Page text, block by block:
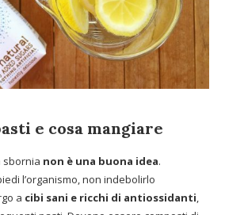
e cosa mangiare
sbornia non è una buona idea.
l’organismo, non indebolirlo
a cibi sani e ricchi di antiossidanti,